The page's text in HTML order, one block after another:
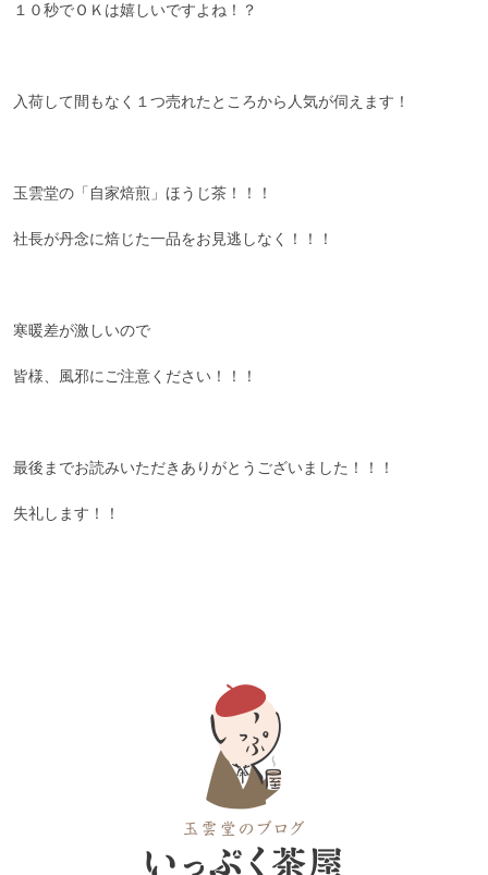
１０秒でＯＫは嬉しいですよね！？
入荷して間もなく１つ売れたところから人気が伺えます！
玉雲堂の「自家焙煎」ほうじ茶！！！
社長が丹念に焙じた一品をお見逃しなく！！！
寒暖差が激しいので
皆様、風邪にご注意ください！！！
最後までお読みいただきありがとうございました！！！
失礼します！！